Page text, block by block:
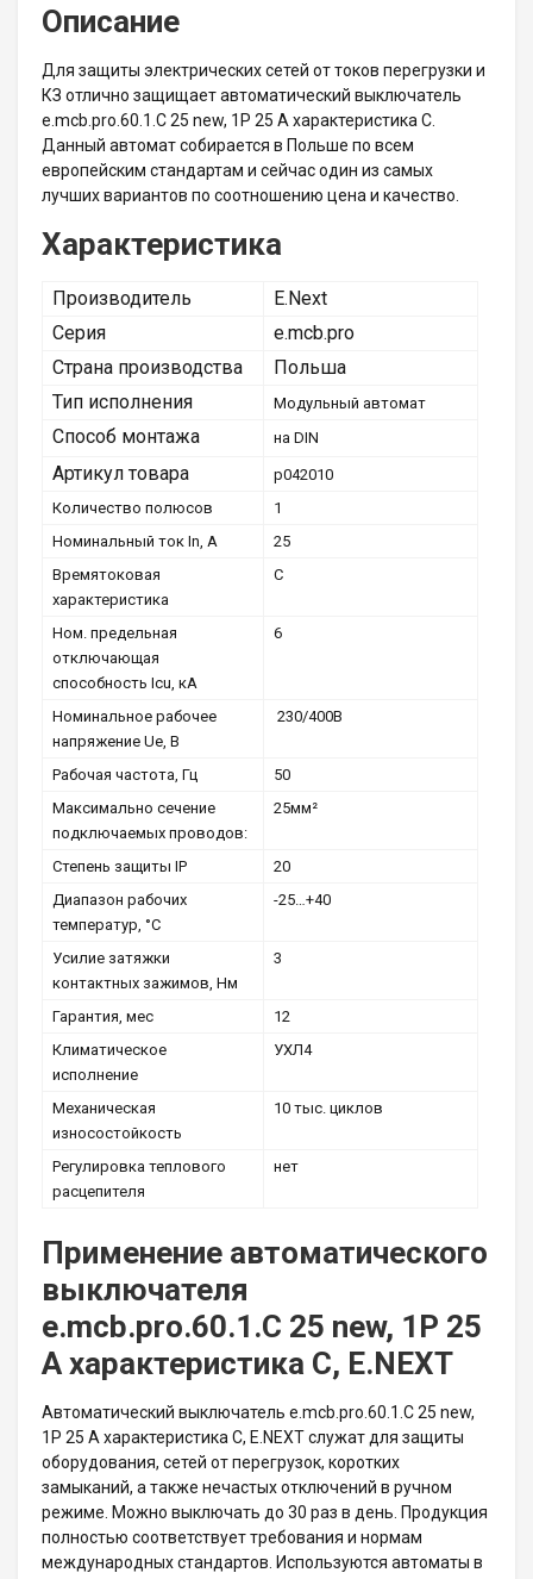
Описание
Для защиты электрических сетей от токов перегрузки и
КЗ отлично защищает автоматический выключатель
e.mcb.pro.60.1.C 25 new, 1P 25 А характеристика C.
Данный автомат собирается в Польше по всем
европейским стандартам и сейчас один из самых
лучших вариантов по соотношению цена и качество.
Характеристика
Производитель
E.Next
Серия
e.mcb.pro
Страна производства
Польша
Тип исполнения
Модульный автомат
Способ монтажа на DIN
Артикул товара
p042010
Количество полюсов
1
Номинальный ток In, А
25
Времятоковая
характеристика
С
Ном. предельная
отключающая
способность Icu, кА
6
Номинальное рабочее
напряжение Ue, В
230/400В
Рабочая частота, Гц
50
Максимально сечение
подключаемых проводов:
25мм²
Степень защиты IP
20
Диапазон рабочих
температур, °С
-25…+40
Усилие затяжки
контактных зажимов, Нм
3
Гарантия, мес
12
Климатическое
исполнение
УХЛ4
Механическая
износостойкость
10 тыс. циклов
Регулировка теплового
расцепителя
нет
Применение автоматического
выключателя
e.mcb.pro.60.1.C 25 new, 1P 25
А характеристика C, E.NEXT
Автоматический выключатель e.mcb.pro.60.1.C 25 new,
1P 25 А характеристика C, E.NEXT служат для защиты
оборудования, сетей от перегрузок, коротких
замыканий, а также нечастых отключений в ручном
режиме. Можно выключать до 30 раз в день. Продукция
полностью соответствует требования и нормам
международных стандартов. Используются автоматы в